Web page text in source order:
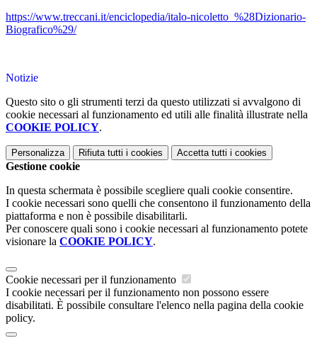
https://www.treccani.it/enciclopedia/italo-nicoletto_%28Dizionario-
Biografico%29/
Notizie
Questo sito o gli strumenti terzi da questo utilizzati si avvalgono di
cookie necessari al funzionamento ed utili alle finalità illustrate nella
COOKIE POLICY.
Personalizza Rifiuta tutti i cookies Accetta tutti i cookies
Gestione cookie
In questa schermata è possibile scegliere quali cookie consentire.
I cookie necessari sono quelli che consentono il funzionamento della
piattaforma e non è possibile disabilitarli.
Per conoscere quali sono i cookie necessari al funzionamento potete
visionare la COOKIE POLICY.
Cookie necessari per il funzionamento
I cookie necessari per il funzionamento non possono essere
disabilitati. È possibile consultare l'elenco nella pagina della cookie
policy.